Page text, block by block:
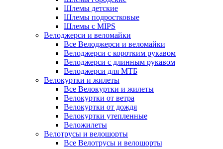
Шлемы детские
Шлемы подростковые
Шлемы с MIPS
Велоджерси и веломайки
Все Велоджерси и веломайки
Велоджерси с коротким рукавом
Велоджерси с длинным рукавом
Велоджерси для МТБ
Велокуртки и жилеты
Все Велокуртки и жилеты
Велокуртки от ветра
Велокуртки от дождя
Велокуртки утепленные
Веложилеты
Велотрусы и велошорты
Все Велотрусы и велошорты